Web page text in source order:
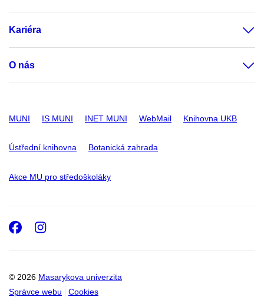
Kariéra
O nás
MUNI IS MUNI INET MUNI WebMail Knihovna UKB
Ústřední knihovna Botanická zahrada
Akce MU pro středoškoláky
© 2026 Masarykova univerzita
Správce webu
Cookies
Facebook
Instagram